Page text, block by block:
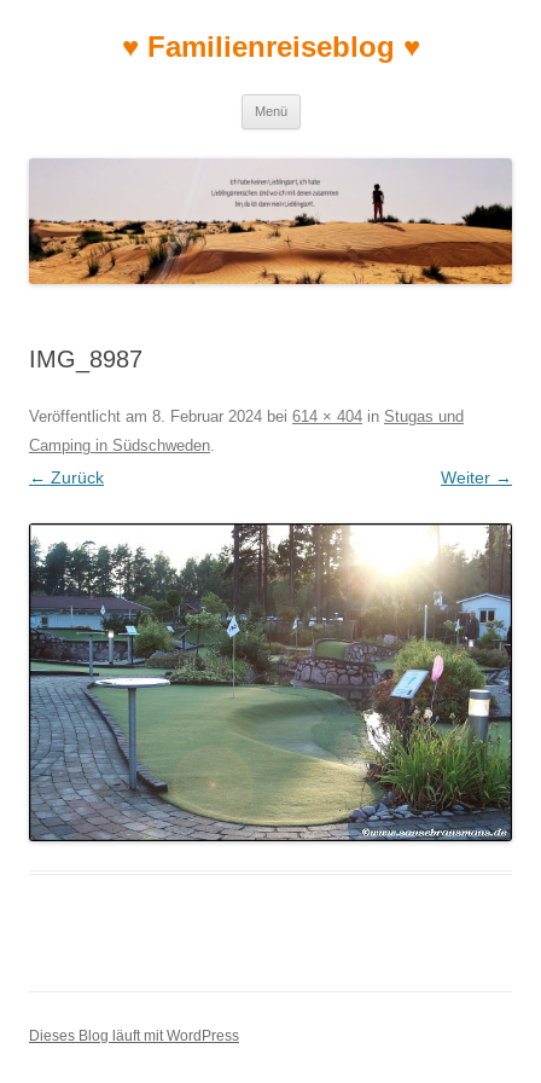
♥ Familienreiseblog ♥
Menü
IMG_8987
Veröffentlicht am 8. Februar 2024 bei 614 × 404 in Stugas und
Camping in Südschweden.
← Zurück Weiter →
Dieses Blog läuft mit WordPress